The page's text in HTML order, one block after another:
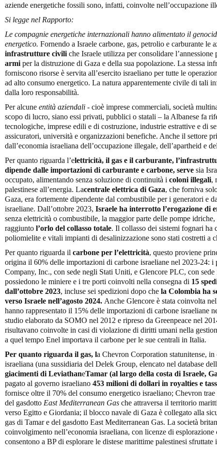
aziende energetiche fossili sono, infatti, coinvolte nell’occupazione
Si legge nel Rapporto:
Le compagnie energetiche internazionali hanno alimentato il
energetico. Fornendo a Israele carbone, gas, petrolio e carburante le
infrastrutture civili che Israele utilizza per consolidare l’annessione
armi per la distruzione di Gaza e della sua popolazione. La stessa
forniscono risorse è servita all’esercito israeliano per tutte le
ad alto consumo energetico. La natura apparentemente civile di tali
dalla loro responsabilità.
Per alcune entità aziendali - cioè imprese commerciali, società
scopo di lucro, siano essi privati, pubblici o statali – la Albanese fa
tecnologiche, imprese edili e di costruzione, industrie estrattive e di
assicuratori, università e organizzazioni benefiche. Anche il settore
dall’economia israeliana dell’occupazione illegale, dell’apartheid e
Per quanto riguarda l’elettricità, il gas e il carburante,
dipende dalle importazioni di carburante e carbone, serve sia
occupato, alimentando senza soluzione di continuità i coloni illegali,
palestinese all’energia. Lacentrale elettrica di Gaza, che forniva
Gaza, era fortemente dipendente dal combustibile per i generatori e
israeliane. Dall’ottobre 2023, Israele ha interrotto l’erogazione di
senza elettricità o combustibile, la maggior parte delle pompe
raggiunto l’orlo del collasso totale. Il collasso dei sistemi fognari ha
poliomielite e vitali impianti di desalinizzazione sono stati costretti a
Per quanto riguarda il carbone per l’elettricità, questo proviene
origina il 60% delle importazioni di carbone israeliane nel 2023-24:
Company, Inc., con sede negli Stati Uniti, e Glencore PLC, con
possiedono le miniere e i tre porti coinvolti nella consegna di 15
dall’ottobre 2023, incluse sei spedizioni dopo che la Colombia ha
verso Israele nell’agosto 2024. Anche Glencore è stata coinvolta
hanno rappresentato il 15% delle importazioni di carbone israeliane
studio elaborato da SOMO nel 2012 e ripreso da Greenpeace nel
risultavano coinvolte in casi di violazione di diritti umani nella
a quel tempo Enel importava il carbone per le sue centrali in Italia.
Per quanto riguarda il gas, la Chevron Corporation statunitense,
israeliana (una sussidiaria del Delek Group, elencato nel database
giacimenti di LeviathaneTamar (al largo della costa di Israele,
pagato al governo israeliano 453 milioni di dollari in royalties e
fornisce oltre il 70% del consumo energetico israeliano; Chevron
del gasdotto East Mediterranean Gas che attraversa il territorio
verso Egitto e Giordania; il blocco navale di Gaza è collegato alla
gas di Tamar e del gasdotto East Mediterranean Gas. La società
coinvolgimento nell’economia israeliana, con licenze di
consentono a BP di esplorare le distese marittime palestinesi sfruttate